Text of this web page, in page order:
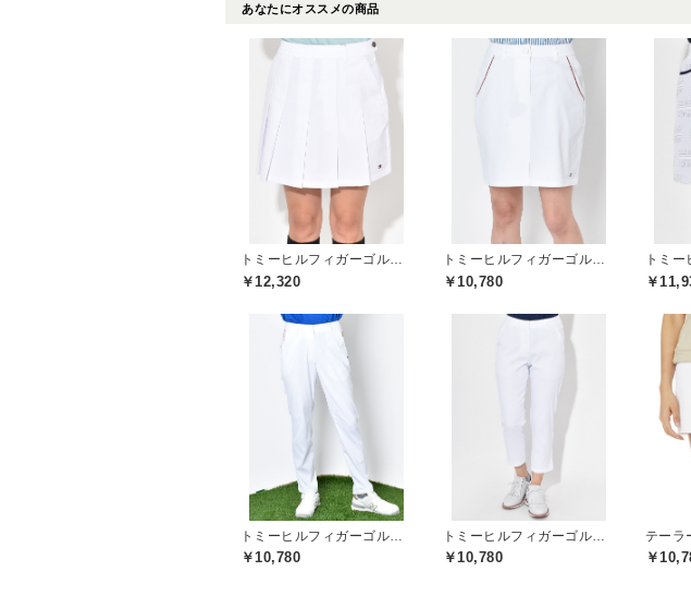
あなたにオススメの商品
トミーヒルフィガーゴルフ(TOMMY HILFIGER GOLF)
￥12,320
トミーヒルフィガーゴルフ(TOMMY HILFIGER GOLF)
￥10,780 ￥
￥10,780 ￥10,780 ￥